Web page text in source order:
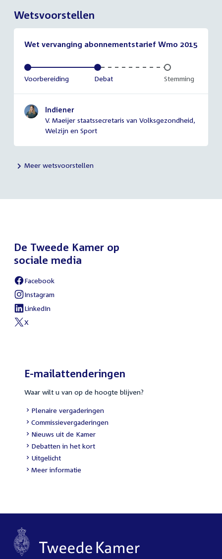
Wetsvoorstellen
Wet vervanging abonnementstarief Wmo 2015
Voltooid:
Voorbereiding Voltooid:
Debat Onvoltooid:
Stemming
Indiener
V. Maeijer staatssecretaris van Volksgezondheid,
Welzijn en Sport
Meer wetsvoorstellen
De Tweede Kamer op
sociale media
External
link:
Facebook
External
link:
Instagram
External
link:
LinkedIn
External
X
E-mailattenderingen
Waar wilt u van op de hoogte blijven?
External
link:
Plenaire vergaderingen
External
link:
Commissievergaderingen
External
link:
Nieuws uit de Kamer
External
link:
Debatten in het kort
External
link:
Uitgelicht
Meer informatie